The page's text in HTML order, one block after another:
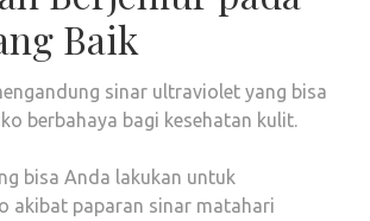
Baik
sinar ultraviolet yang bisa
berbahaya bagi kesehatan kulit.
bisa Anda lakukan untuk
akibat paparan sinar matahari